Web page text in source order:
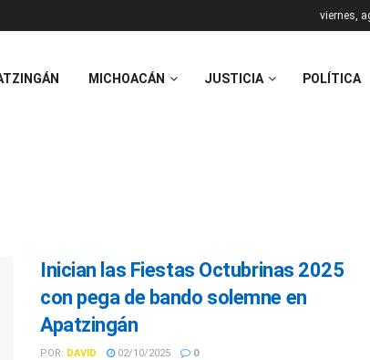
viernes,
MICHOACÁN JUSTICIA POLÍTICA
Inician las Fiestas Octubrinas 2025
con pega de bando solemne en
Apatzingán
POR: DAVID 02/10/2025 0